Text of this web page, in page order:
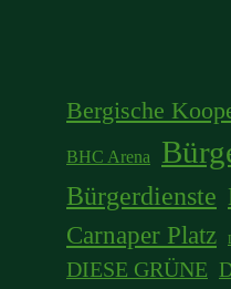
Bergische
BHC Arena
Bürgerdienste
Carnaper Platz
DIESE GRÜNE